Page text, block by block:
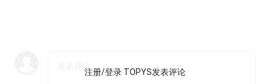
注册/登录 TOPYS发表评论